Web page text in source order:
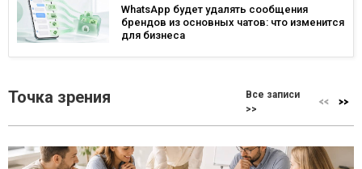
WhatsApp будет удалять сообщения
брендов из основных чатов: что изменится
для бизнеса
Точка зрения
Все записи
>>